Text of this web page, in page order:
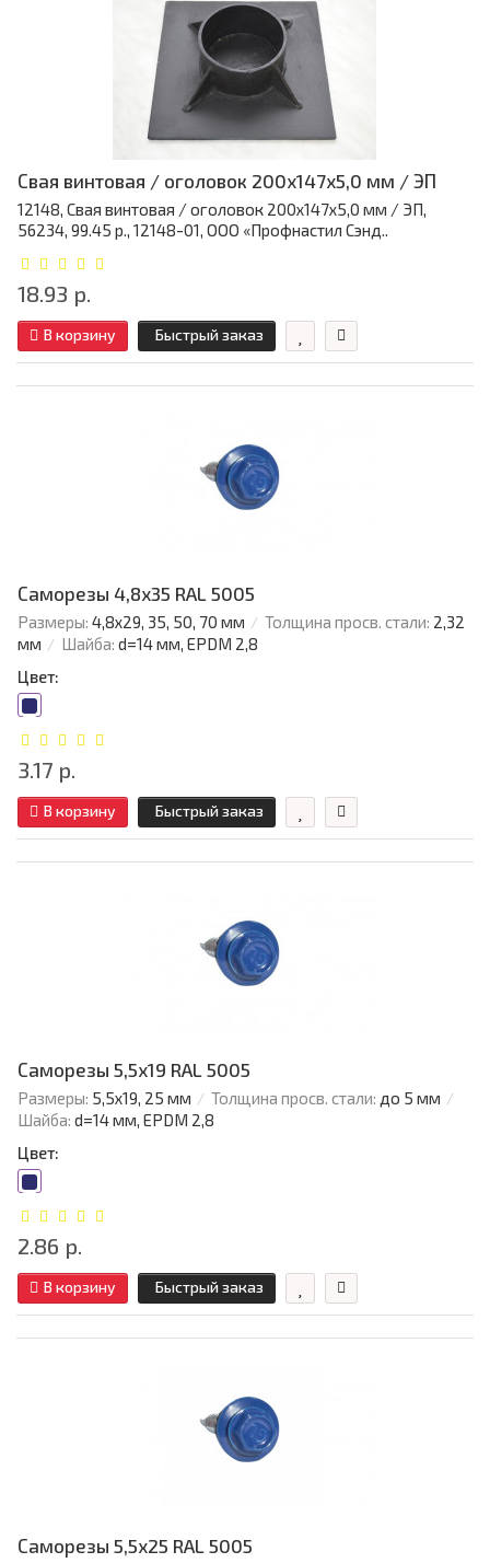
Свая винтовая / оголовок 200x147x5,0 мм / ЭП
12148, Свая винтовая / оголовок 200x147x5,0 мм / ЭП,
56234, 99.45 р., 12148-01, ООО «Профнастил Сэнд..
18.93 р.
В корзину Быстрый заказ
Саморезы 4,8х35 RAL 5005
Размеры: 4,8х29, 35, 50, 70 мм Толщина просв. стали: 2,32
мм
Шайба: d=14 мм, EPDM 2,8
Цвет:
3.17 р.
В корзину Быстрый заказ
Саморезы 5,5х19 RAL 5005
Размеры: 5,5х19, 25 мм Толщина просв. стали: до 5 мм
Шайба: d=14 мм, EPDM 2,8
Цвет:
2.86 р.
В корзину Быстрый заказ
Саморезы 5,5х25 RAL 5005